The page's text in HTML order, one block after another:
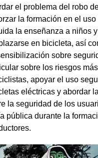
el problema del robo
la formación en el
la enseñanza a niños
en bicicleta, así
sobre
sobre los riesgos
apoyar el uso
eléctricas y abordar
la seguridad de los
pública durante la